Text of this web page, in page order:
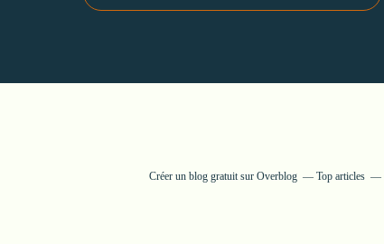
Créer un blog gratuit sur Overblog Top articles